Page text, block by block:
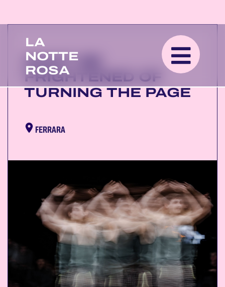
LA
NOTTE
ROSA
DON'T BE
FRIGHTENED OF
TURNING THE PAGE
FERRARA